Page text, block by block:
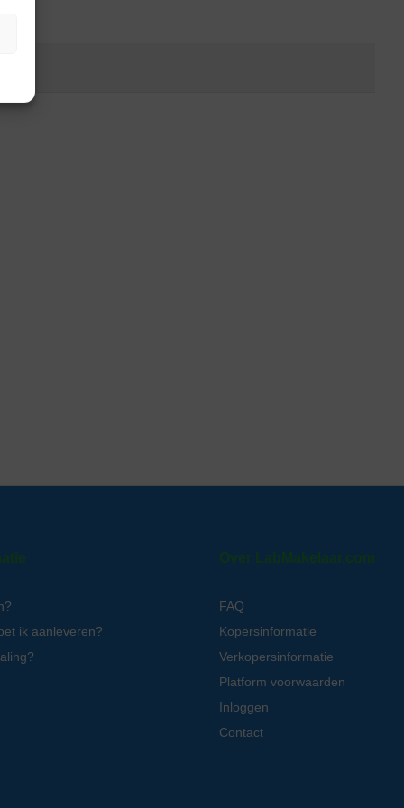
ik aanleveren?
Over LabMakelaar.com
FAQ
Kopersinformatie
Verkopersinformatie
Platform voorwaarden
Inloggen
Contact